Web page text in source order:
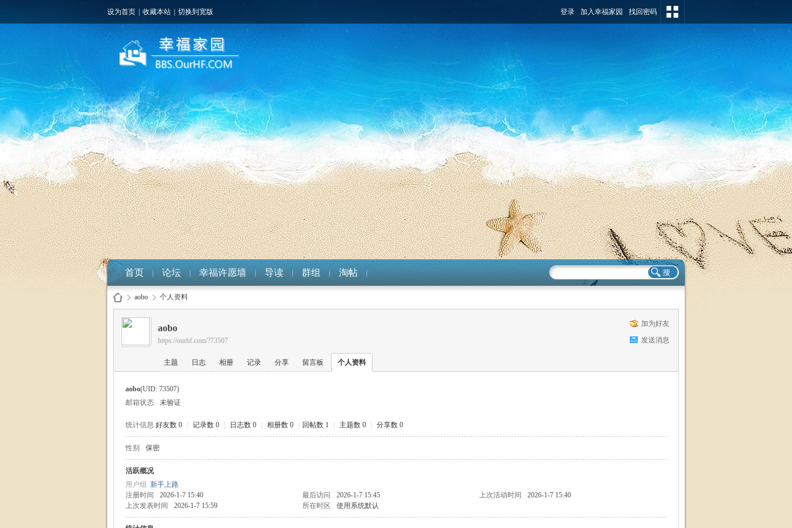
设为首页 收藏本站 切换到宽版 登录 加入幸福家园 找回密码
首页 论坛 幸福许愿墙 导读 群组 淘帖
›
aobo
›
个人资料
加为好友
发送消息
aobo
https://ourhf.com/?73507
主题 日志 相册 记录 分享 留言板 个人资料
aobo(UID: 73507)
邮箱状态
未验证
统计信息 好友数 0 记录数 0 日志数 0 相册数 0 回帖数 1 主题数 0 分享数 0
性别 保密
活跃概况
用户组 新手上路
注册时间
2026-1-7 15:40 最后访问 2026-1-7 15:45 上次活动时间
2026-1-7 15:40
上次发表时间
2026-1-7 15:59 所在时区 使用系统默认